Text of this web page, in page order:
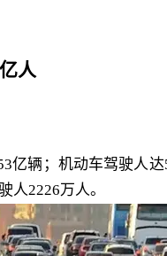
人
亿辆；机动车驾驶人
人2226万人。